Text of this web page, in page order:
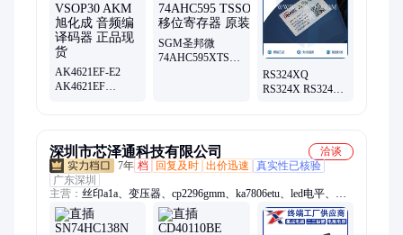
(SCT)、DIODES美台、MPS芯源
AK4621EF-E2
AK4621EF
SGM圣邦微
74AHC595XTS16G/TR
RS324XQ
RS324X RS324
深圳市芯泽通科技有限公司
洽谈
7年 档 回复及时 出价迅速
真实性已核验
广东深圳
主营： 丝印a1a、变压器、cp2296gmm、ka7806etu、led电平、锂
电池、贴片mcu、丝印g3q、bcx5616ta、ax3514asa、cbb电容、
sa7527str、tpf144-vr、wm8746eds、丝印cbz、ww1贴片、